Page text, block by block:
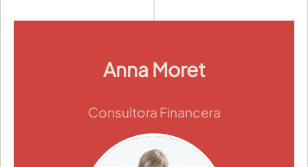
Anna Moret
Consultora Financera